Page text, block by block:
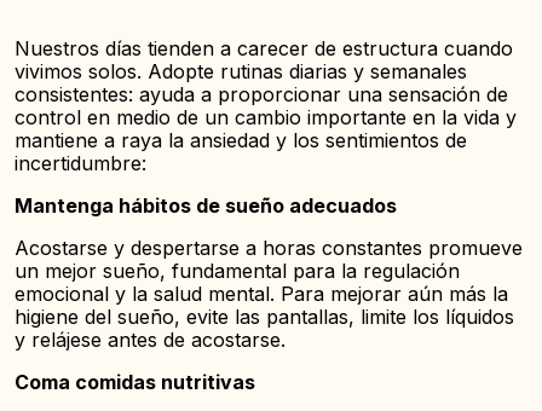
Nuestros días tienden a carecer de estructura cuando
vivimos solos. Adopte rutinas diarias y semanales
consistentes: ayuda a proporcionar una sensación de
control en medio de un cambio importante en la vida y
mantiene a raya la ansiedad y los sentimientos de
incertidumbre:
Mantenga hábitos de sueño adecuados
Acostarse y despertarse a horas constantes promueve
un mejor sueño, fundamental para la regulación
emocional y la salud mental. Para mejorar aún más la
higiene del sueño, evite las pantallas, limite los líquidos
y relájese antes de acostarse.
Coma comidas nutritivas